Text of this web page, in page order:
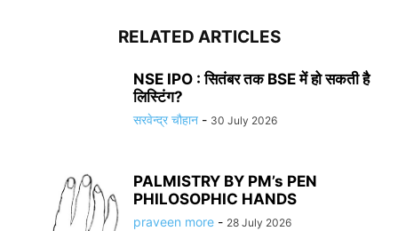
RELATED ARTICLES
NSE IPO : सितंबर तक BSE में हो सकती है
लिस्टिंग?
सरवेन्द्र चौहान - 30 July 2026
PALMISTRY BY PM’s PEN
PHILOSOPHIC HANDS
praveen more - 28 July 2026